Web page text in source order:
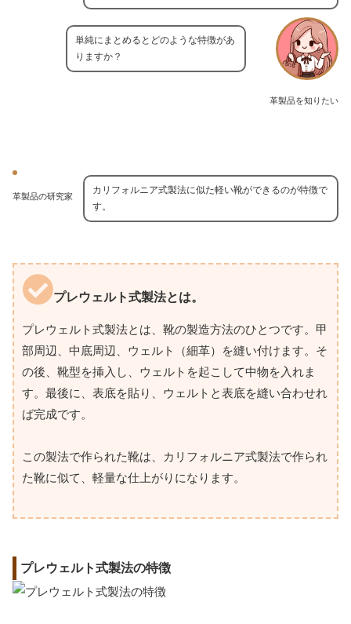
革製品を知りたい
単純にまとめるとどのような特徴があ
りますか？
革製品の研究家
カリフォルニア式製法に似た軽い靴ができるのが特徴で
す。
プレウェルト式製法とは。
プレウェルト式製法とは、靴の製造方法のひとつです。甲
部周辺、中底周辺、ウェルト（細革）を縫い付けます。そ
の後、靴型を挿入し、ウェルトを起こして中物を入れま
す。最後に、表底を貼り、ウェルトと表底を縫い合わせれ
ば完成です。
この製法で作られた靴は、カリフォルニア式製法で作られ
た靴に似て、軽量な仕上がりになります。
プレウェルト式製法の特徴